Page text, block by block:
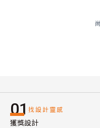
01 找設計靈感
獲獎設計